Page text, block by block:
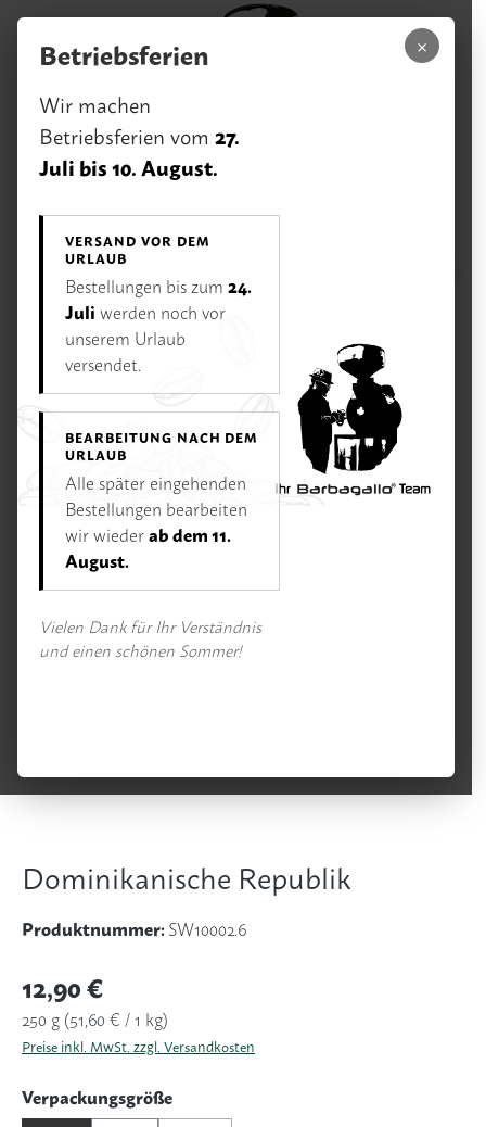
Zum Hauptinhalt springen
Menü
Unsere Vorteile
Rufen Sie uns an:
Öffnungszeiten
Di–Fr 11–18 Uhr | Sa 10–16 Uhr | Mo Ruhetag
Kaffee
Dominikanische Republik
Produktnummer:SW10002.6
Regulärer Preis:
12,90 €
250 g (51,60 € / 1 kg)
Preise inkl. MwSt. zzgl. Versandkosten
Verpackungsgrößeauswählen
×
Betriebsferien
Wir machen
Betriebsferien vom27.
Juli bis 10. August.
VERSAND VOR DEM
URLAUB
Bestellungen bis zum24.
Juli werden noch vor
unserem Urlaub
versendet.
BEARBEITUNG NACH DEM
URLAUB
Alle später eingehenden
Bestellungen bearbeiten
wir wiederab dem 11.
August.
Vielen Dank für Ihr Verständnis
und einen schönen Sommer!